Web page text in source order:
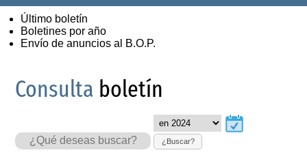
Último boletín
Boletines por año
Envío de anuncios al B.O.P.
Consulta boletín
¿Buscar?